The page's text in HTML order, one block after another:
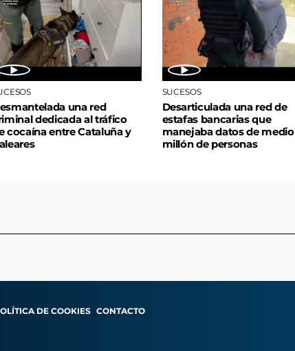
una red
dedicada al tráfico
cocaína entre Cataluña y
SUCESOS
Desarticulada una red de
estafas bancarias que
manejaba datos de medio
millón de personas
DE COOKIES CONTACTO